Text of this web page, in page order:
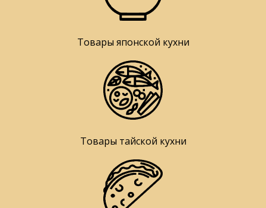
Товары японской кухни
Товары тайской кухни